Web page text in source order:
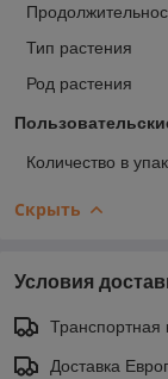
Тип растения
Род растения
Количество в
Скрыть
Условия
Транспортная
Доставка